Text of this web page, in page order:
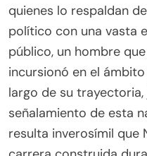
quienes lo respaldan
político con una vasta
público, un hombre
incursionó en el
largo de su
señalamiento de esta
resulta inverosímil que